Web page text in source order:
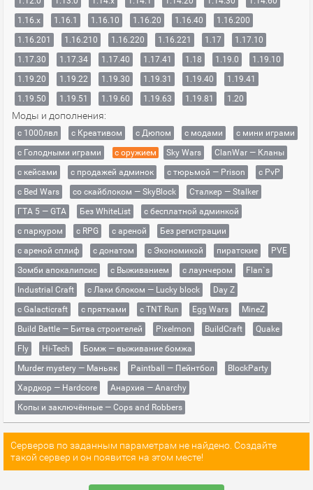
1.16.x
1.16.1 1.16.10 1.16.20 1.16.40
1.16.200
1.16.201
1.16.210 1.16.220 1.16.221 1.17
1.17.10
1.17.30
1.17.34 1.17.40 1.17.41 1.18 1.19.0
1.19.10
1.19.20
1.19.22 1.19.30 1.19.31 1.19.40
1.19.41
1.19.50
1.19.51 1.19.60 1.19.63 1.19.81 1.20
Моды и дополнения:
с 1000лвл c Креативом с Дюпом с модами
с мини играми
с Голодными играми
с оружием Sky Wars
ClanWar — Кланы
с кейсами
с продажей админок с тюрьмой — Prison
с PvP
с Bed Wars
со скайблоком — SkyBlock
Сталкер — Stalker
ГТА 5 — GTA
Без WhiteList
с бесплатной админкой
с паркуром
с RPG с ареной
Без регистрации
с ареной сплиф
с донатом с Экономикой пиратские
PVE
Зомби апокалипсис
с Выживанием с лаунчером
Flan`s
Industrial Craft
с Лаки блоком — Lucky block
Day Z
с Galacticraft
с прятками с TNT Run Egg Wars
MineZ
Build Battle — Битва строителей
Pixelmon BuildCraft
Quake
Fly
Hi-Tech
Бомж — выживание бомжа
Murder mystery — Маньяк
Paintball — Пейнтбол
BlockParty
Хардкор — Hardcore
Анархия — Anarchy
Копы и заключённые — Cops and Robbers
Серверов по заданным параметрам не найдено. Создайте
такой сервер и он появится на этом месте!